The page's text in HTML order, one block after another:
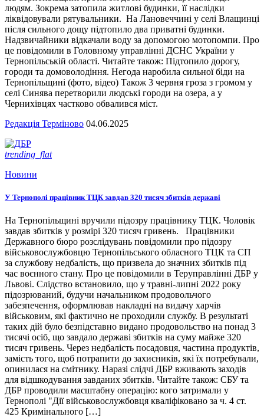
людям. Зокрема затопила житлові будинки, її наслідки
ліквідовували рятувальники. На Лановеччині у селі Влащинці
після сильного дощу підтопило два приватні будинки.
Надзвичайники відкачали воду за допомогою мотопомпи. Про
це повідомили в Головному управлінні ДСНС України у
Тернопільській області. Читайте також: Підтопило дорогу,
городи та домоволодіння. Негода наробила сильної біди на
Тернопільщині (фото, відео) Також 3 червня гроза з громом у
селі Синява перетворили людські городи на озера, а у
Чернихівцях частково обвалився міст.
Редакція Терміново 04.06.2025
trending_flat
Новини
У Тернополі працівник ТЦК завдав 320 тисяч збитків державі
На Тернопільщині вручили підозру працівнику ТЦК. Чоловік
завдав збитків у розмірі 320 тисяч гривень. Працівники
Державного бюро розслідувань повідомили про підозру
військовослужбовцю Тернопільського обласного ТЦК та СП
за службову недбалість, що призвела до значних збитків під
час воєнного стану. Про це повідомили в Теруправлінні ДБР у
Львові. Слідство встановило, що у травні-липні 2022 року
підозрюваний, будучи начальником продовольчого
забезпечення, оформлював накладні на видачу харчів
військовим, які фактично не проходили службу. В результаті
таких дій було безпідставно видано продовольство на понад 3
тисячі осіб, що завдало державі збитків на суму майже 320
тисяч гривень. Через недбалість посадовця, частина продуктів,
замість того, щоб потрапити до захисників, які їх потребували,
опинилася на смітнику. Наразі слідчі ДБР вживають заходів
для відшкодування завданих збитків. Читайте також: СБУ та
ДБР проводили масштабну операцію: кого затримали у
Тернополі "Дії військовослужбовця кваліфіковано за ч. 4 ст.
425 Кримінального […]